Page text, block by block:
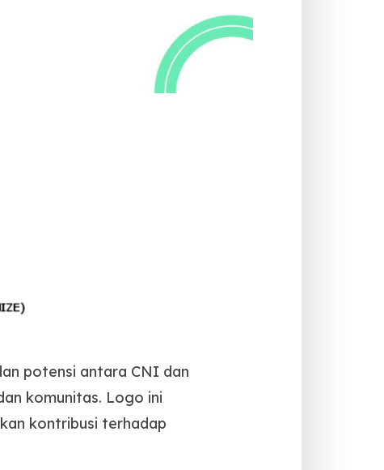
potensi antara CNI dan
komunitas. Logo ini
kontribusi terhadap